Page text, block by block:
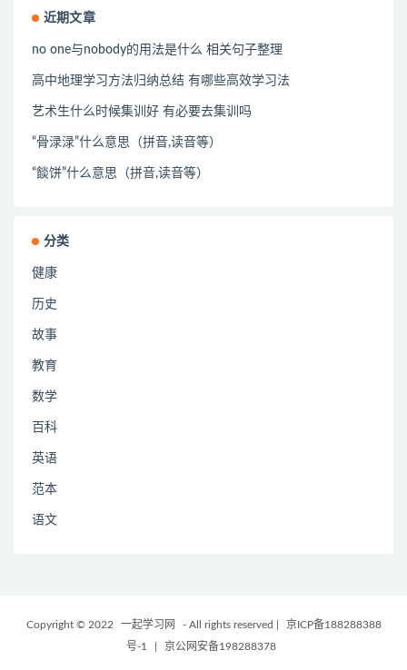
近期文章
no one与nobody的用法是什么 相关句子整理
高中地理学习方法归纳总结 有哪些高效学习法
艺术生什么时候集训好 有必要去集训吗
“骨渌渌”什么意思（拼音,读音等）
“餤饼”什么意思（拼音,读音等）
分类
健康
历史
故事
教育
数学
百科
英语
范本
语文
Copyright © 2022 一起学习网 - All rights reserved
京ICP备188288388
号-1
京公网安备198288378